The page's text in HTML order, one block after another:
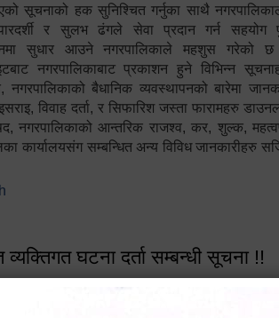
सूचनाको हक सुनिश्चित गर्नुका साथै
पारदर्शी र सुलभ ढंगले सेवा प्रदान गर्न सहयोग
सुधार आउने नगरपालिकाले महशुस गरेको
नगरपालिकाबाट प्रकाशन हुने विभिन्न
नगरपालिकाको बैधानिक व्यवस्थापनको बारेमा
विवाह दर्ता, र सिफारिश जस्ता फारामहरु
नगरपालिकाको आन्तरिक राजश्व, कर, शुल्क,
कार्यालयसंग सम्बन्धित अन्य विविध जानकारीहरु
घटना दर्ता सम्बन्धी सूचना !!